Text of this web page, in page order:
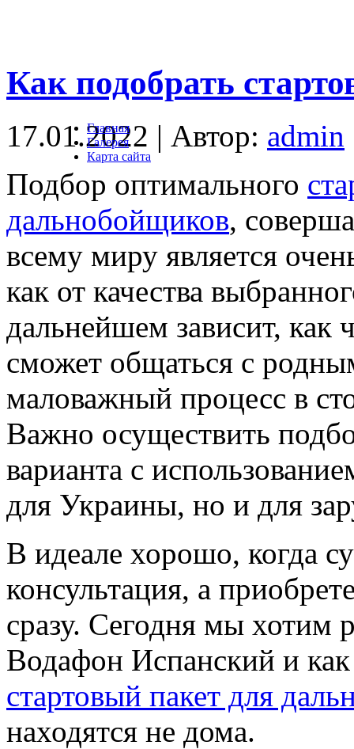
Главная
Галерея
Карта сайта
Как подобрать
17.01.2022 | Автор: admin
Подбор оптимального
дальнобойщиков,
всему миру является
как от качества
дальнейшем зависит, как
сможет общаться с
маловажный процесс в
Важно осуществить
варианта с
для Украины, но и для
В идеале хорошо, когда
консультация, а
сразу. Сегодня мы хотим
Водафон Испанский и
стартовый пакет для
находятся не дома.